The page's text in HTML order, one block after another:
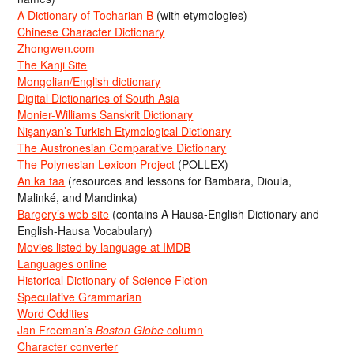
A Dictionary of Tocharian B (with etymologies)
Chinese Character Dictionary
Zhongwen.com
The Kanji Site
Mongolian/English dictionary
Digital Dictionaries of South Asia
Monier-Williams Sanskrit Dictionary
Nişanyan’s Turkish Etymological Dictionary
The Austronesian Comparative Dictionary
The Polynesian Lexicon Project (POLLEX)
An ka taa (resources and lessons for Bambara, Dioula,
Malinké, and Mandinka)
Bargery’s web site (contains A Hausa-English Dictionary and
English-Hausa Vocabulary)
Movies listed by language at IMDB
Languages online
Historical Dictionary of Science Fiction
Speculative Grammarian
Word Oddities
Jan Freeman’sBoston Globe column
Character converter